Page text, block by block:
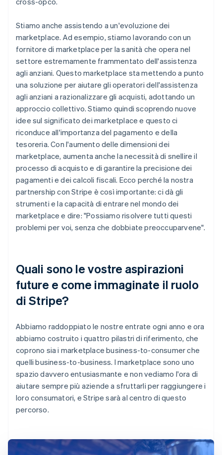
Stiamo anche assistendo a un'evoluzione dei
marketplace. Ad esempio, stiamo lavorando con un
fornitore di marketplace per la sanità che opera nel
settore estremamente frammentato dell'assistenza
agli anziani. Questo marketplace sta mettendo a punto
una soluzione per aiutare gli operatori dell'assistenza
agli anziani a razionalizzare gli acquisti, adottando un
approccio collettivo. Stiamo quindi scoprendo nuove
idee sul significato dei marketplace e questo ci
riconduce all'importanza del pagamento e della
tesoreria. Con l'aumento delle dimensioni dei
marketplace, aumenta anche la necessità di snellire il
processo di acquisto e di garantire la precisione dei
pagamenti e dei calcoli fiscali. Ecco perché la nostra
partnership con Stripe è così importante: ci dà gli
strumenti e la capacità di entrare nel mondo dei
marketplace e dire: "Possiamo risolvere tutti questi
problemi per voi, senza che dobbiate preoccuparvene".
Quali sono le vostre aspirazioni
future e come immaginate il ruolo
di Stripe?
Abbiamo raddoppiato le nostre entrate ogni anno e ora
abbiamo costruito i quattro pilastri di riferimento, che
coprono sia i marketplace business-to-consumer che
quelli business-to-business. I marketplace sono uno
spazio davvero entusiasmante e non vediamo l'ora di
aiutare sempre più aziende a sfruttarli per raggiungere i
loro consumatori, e Stripe sarà al centro di questo
percorso.